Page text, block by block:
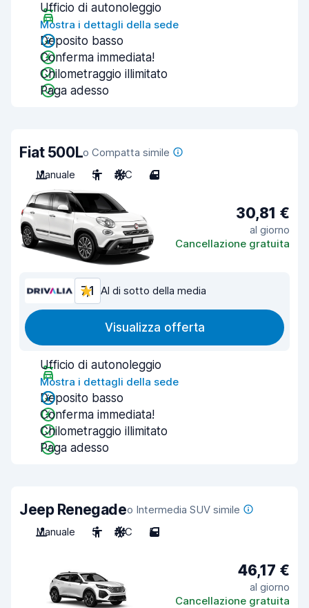
Ufficio di autonoleggio
Mostra i dettagli della sede
Deposito basso
Conferma immediata!
Chilometraggio illimitato
Paga adesso
Fiat 500Lo Compatta simile
Manuale
5 A/C 4
30,81 €
al giorno
Cancellazione gratuita
7,1 Al di sotto della media
Visualizza offerta
Ufficio di autonoleggio
Mostra i dettagli della sede
Deposito basso
Conferma immediata!
Chilometraggio illimitato
Paga adesso
Jeep Renegadeo Intermedia SUV simile
Manuale
5 A/C 5
46,17 €
al giorno
Cancellazione gratuita